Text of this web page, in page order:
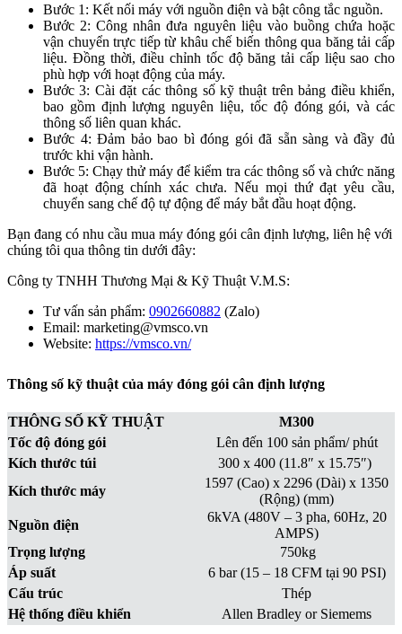
Bước 1: Kết nối máy với nguồn điện và bật công tắc nguồn.
Bước 2: Công nhân đưa nguyên liệu vào buồng chứa hoặc
vận chuyển trực tiếp từ khâu chế biến thông qua băng tải cấp
liệu. Đồng thời, điều chỉnh tốc độ băng tải cấp liệu sao cho
phù hợp với hoạt động của máy.
Bước 3: Cài đặt các thông số kỹ thuật trên bảng điều khiển,
bao gồm định lượng nguyên liệu, tốc độ đóng gói, và các
thông số liên quan khác.
Bước 4: Đảm bảo bao bì đóng gói đã sẵn sàng và đầy đủ
trước khi vận hành.
Bước 5: Chạy thử máy để kiểm tra các thông số và chức năng
đã hoạt động chính xác chưa. Nếu mọi thứ đạt yêu cầu,
chuyển sang chế độ tự động để máy bắt đầu hoạt động.
Bạn đang có nhu cầu mua máy đóng gói cân định lượng, liên hệ với
chúng tôi qua thông tin dưới đây:
Công ty TNHH Thương Mại & Kỹ Thuật V.M.S:
Tư vấn sản phẩm: 0902660882 (Zalo)
Email: marketing@vmsco.vn
Website: https://vmsco.vn/
Thông số kỹ thuật của máy đóng gói cân định lượng
THÔNG SỐ KỸ THUẬT
M300
Tốc độ đóng gói
Lên đến 100 sản phẩm/ phút
Kích thước túi
300 x 400 (11.8″ x 15.75″)
Kích thước máy
1597 (Cao) x 2296 (Dài) x 1350
(Rộng) (mm)
Nguồn điện
6kVA (480V – 3 pha, 60Hz, 20
AMPS)
Trọng lượng
750kg
Áp suất
6 bar (15 – 18 CFM tại 90 PSI)
Cấu trúc
Thép
Hệ thống điều khiển
Allen Bradley or Siemems